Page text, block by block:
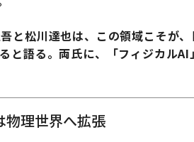
と松川達也は、この領域こそが
と語る。両氏に、「フィジカル
物理世界へ拡張